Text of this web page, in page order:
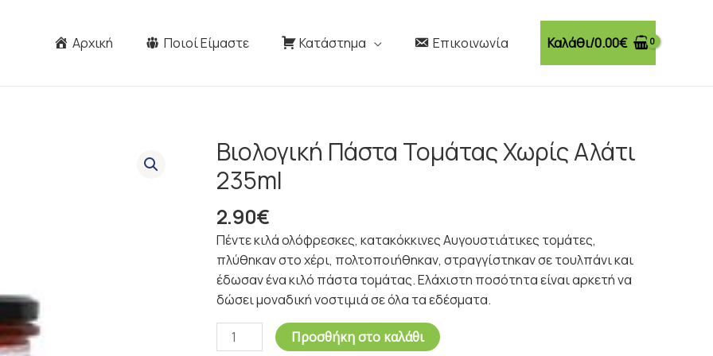
Αρχική Ποιοί Είμαστε Κατάστημα Επικοινωνία Καλάθι/0.00€
Βιολογική Πάστα Τομάτας Χωρίς Αλάτι
235ml
2.90€
Πέντε κιλά ολόφρεσκες, κατακόκκινες Αυγουστιάτικες τομάτες,
πλύθηκαν στο χέρι, πολτοποιήθηκαν, στραγγίστηκαν σε τουλπάνι και
έδωσαν ένα κιλό πάστα τομάτας. Ελάχιστη ποσότητα είναι αρκετή να
δώσει μοναδική νοστιμιά σε όλα τα εδέσματα.
Βιολογική
Πάστα
Τομάτας
Χωρίς
Αλάτι
235ml
ποσότητα
Προσθήκη στο καλάθι